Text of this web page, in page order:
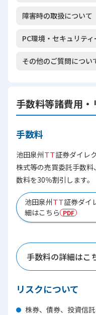
障害時の取扱について
PC環境・セキュリテ
その他のご質問につい
手数料等諸費用・
手数料
池田泉州ＴＴ証券ダイレ
株式等の売買委託手数
数料を30％割引します。
池田泉州ＴＴ証券ダイ
細はこちら
手数料の詳細はこ
リスクについて
株券、債券、投資信